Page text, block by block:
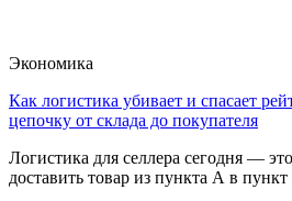
Экономика
Как логистика убивает и спасает
цепочку от склада до покупателя
Логистика для селлера сегодня —
доставить товар из пункта А в